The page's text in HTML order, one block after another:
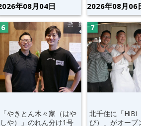
年08月04日 2026年08月06
「やきとん木々家（はや
しや）」のれん分け1号
北千住に「HiBi
び）」がオープ